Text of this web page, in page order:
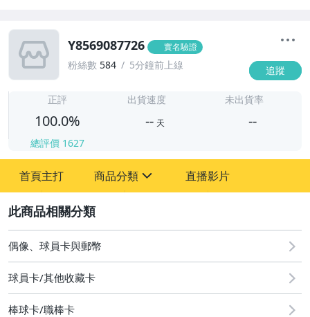
Y8569087726 實名驗證
粉絲數 584 5分鐘前上線 追蹤
正評
100.0%
總評價 1627
出貨速度
-- 天
未出貨率
--
首頁主打 商品分類
偶像、球員卡與郵幣
直播影片
偶像、球員卡與郵幣
球員卡/其他收藏卡
棒球卡/職棒卡